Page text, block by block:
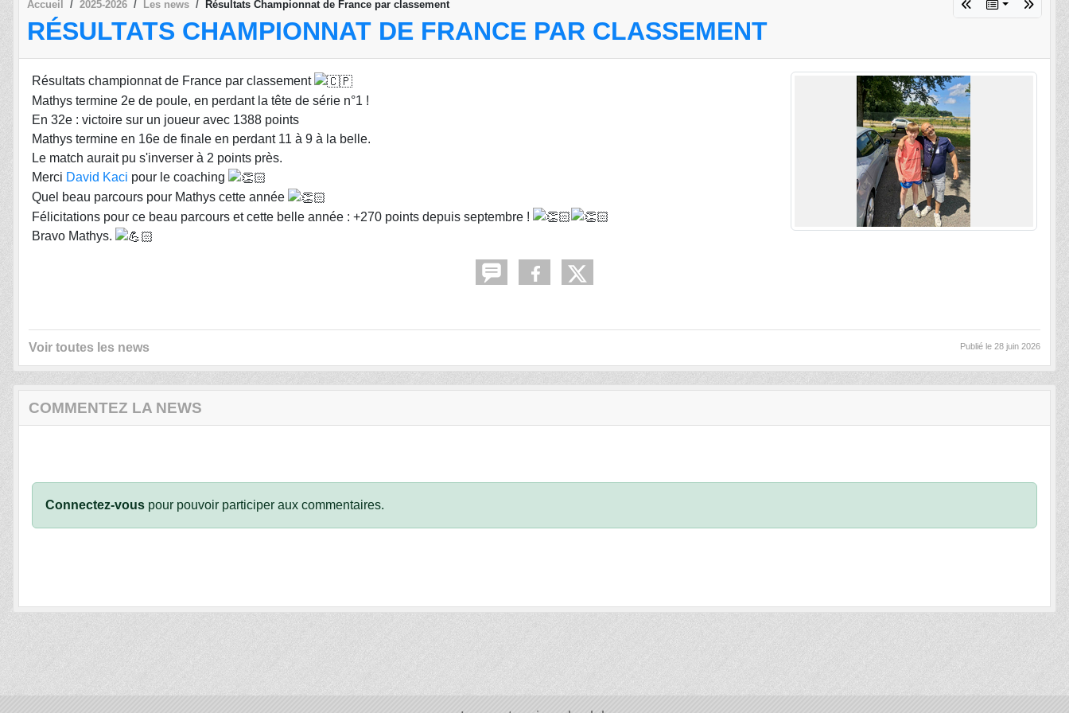
Accueil 2025-2026 Les news Résultats Championnat de France par classement
RÉSULTATS CHAMPIONNAT DE FRANCE PAR CLASSEMENT
Résultats championnat de France par classement
Mathys termine 2e de poule, en perdant la tête de série n°1 !
En 32e : victoire sur un joueur avec 1388 points
Mathys termine en 16e de finale en perdant 11 à 9 à la belle.
Le match aurait pu s'inverser à 2 points près.
Merci David Kaci pour le coaching
Quel beau parcours pour Mathys cette année
Félicitations pour ce beau parcours et cette belle année : +270 points depuis septembre !
Bravo Mathys.
Voir toutes les news Publié le 28 juin 2026
COMMENTEZ LA NEWS
Connectez-vous pour pouvoir participer aux commentaires.